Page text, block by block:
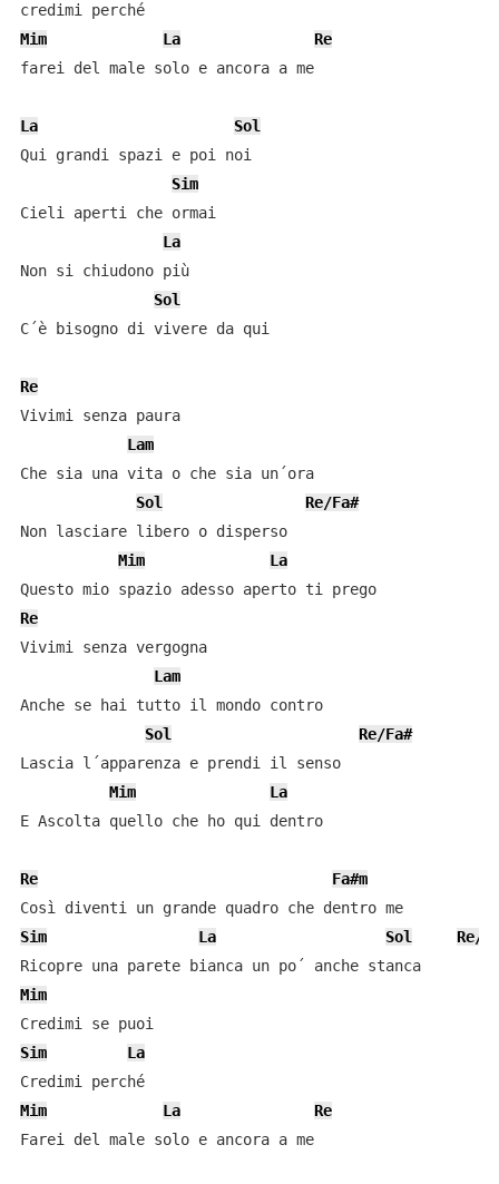
credimi perché
Mim
La
Re
farei del male solo e ancora a me
La
Sol
Qui grandi spazi e poi noi
Sim
Cieli aperti che ormai
La
Non si chiudono più
Sol
C´è bisogno di vivere da qui
Re
Vivimi senza paura
Lam
Che sia una vita o che sia un´ora
Sol
Re/Fa#
Non lasciare libero o disperso
Mim
La
Questo mio spazio adesso aperto ti prego
Re
Vivimi senza vergogna
Lam
Anche se hai tutto il mondo contro
Sol
Re/Fa#
Lascia l´apparenza e prendi il senso
Mim
La
E Ascolta quello che ho qui dentro
Re
Fa#m
Così diventi un grande quadro che dentro me
Sim
La Sol
Re/
Ricopre una parete bianca un po´ anche stanca
Mim
Sim
La
Credimi perché
Mim
La
Re
Farei del male solo e ancora a me